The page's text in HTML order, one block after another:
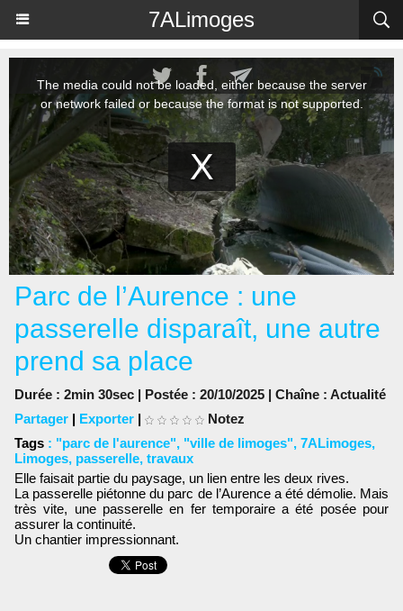
7ALimoges
Parc de l’Aurence : une
passerelle disparaît, une autre
prend sa place
Durée : 2min 30sec | Postée : 20/10/2025 | Chaîne : Actualité
Partager | Exporter |
Notez
Tags : "parc de l'aurence", "ville de limoges", 7ALimoges,
Limoges, passerelle, travaux
Elle faisait partie du paysage, un lien entre les deux rives.
La passerelle piétonne du parc de l’Aurence a été démolie. Mais
très vite, une passerelle en fer temporaire a été posée pour
assurer la continuité.
Un chantier impressionnant.